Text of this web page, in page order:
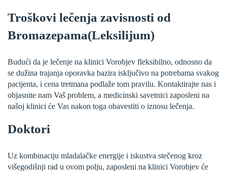
Troškovi lečenja zavisnosti od
Bromazepama(Leksilijum)
Budući da je lečenje na klinici Vorobjev fleksibilno, odnosno da
se dužina trajanja oporavka bazira isključivo na potrebama svakog
pacijenta, i cena tretmana podlaže tom pravilu. Kontaktirajte nas i
objasnite nam Vaš problem, a medicinski savetnici zaposleni na
našoj klinici će Vas nakon toga obavestiti o iznosu lečenja.
Doktori
Uz kombinaciju mladalačke energije i iskustva stečenog kroz
višegodišnji rad u ovom polju, zaposleni na klinici Vorobjev će